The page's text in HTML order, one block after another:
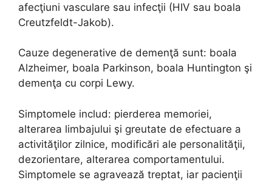
afecţiuni vasculare sau infecţii (HIV sau boala
Creutzfeldt-Jakob).
Cauze degenerative de demenţă sunt: boala
Alzheimer, boala Parkinson, boala Huntington şi
demenţa cu corpi Lewy.
Simptomele includ: pierderea memoriei,
alterarea limbajului şi greutate de efectuare a
activităţilor zilnice, modificări ale personalităţii,
dezorientare, alterarea comportamentului.
Simptomele se agravează treptat, iar pacienţii